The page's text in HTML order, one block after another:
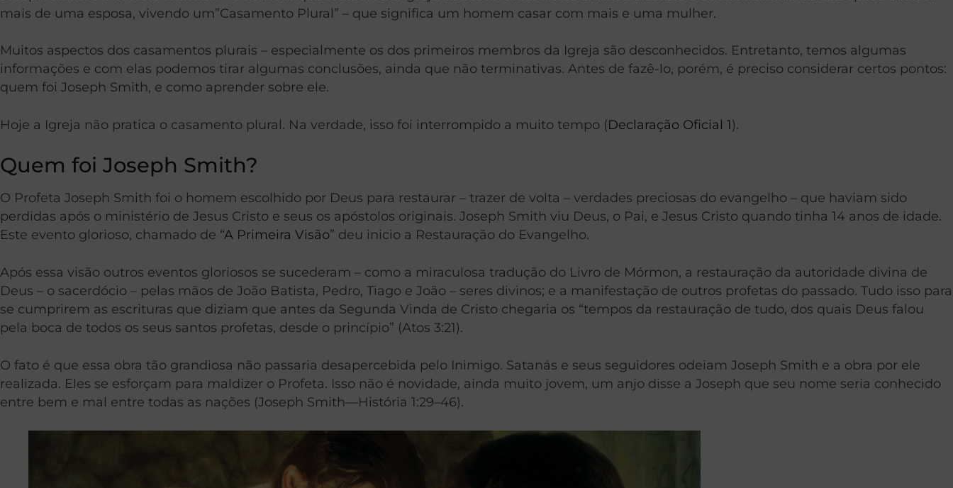
mais de uma esposa, vivendo um”Casamento Plural” – que significa um homem casar com mais e uma mulher.
Muitos aspectos dos casamentos plurais – especialmente os dos primeiros membros da Igreja são desconhecidos. Entretanto, temos algumas
informações e com elas podemos tirar algumas conclusões, ainda que não terminativas. Antes de fazê-lo, porém, é preciso considerar certos pontos:
quem foi Joseph Smith, e como aprender sobre ele.
Hoje a Igreja não pratica o casamento plural. Na verdade, isso foi interrompido a muito tempo (Declaração Oficial 1).
Quem foi Joseph Smith?
O Profeta Joseph Smith foi o homem escolhido por Deus para restaurar – trazer de volta – verdades preciosas do evangelho – que haviam sido
perdidas após o ministério de Jesus Cristo e seus os apóstolos originais. Joseph Smith viu Deus, o Pai, e Jesus Cristo quando tinha 14 anos de idade.
Este evento glorioso, chamado de “A Primeira Visão” deu inicio a Restauração do Evangelho.
Após essa visão outros eventos gloriosos se sucederam – como a miraculosa tradução do Livro de Mórmon, a restauração da autoridade divina de
Deus – o sacerdócio – pelas mãos de João Batista, Pedro, Tiago e João – seres divinos; e a manifestação de outros profetas do passado. Tudo isso para
se cumprirem as escrituras que diziam que antes da Segunda Vinda de Cristo chegaria os “tempos da restauração de tudo, dos quais Deus falou
pela boca de todos os seus santos profetas, desde o princípio” (Atos 3:21).
O fato é que essa obra tão grandiosa não passaria desapercebida pelo Inimigo. Satanás e seus seguidores odeiam Joseph Smith e a obra por ele
realizada. Eles se esforçam para maldizer o Profeta. Isso não é novidade, ainda muito jovem, um anjo disse a Joseph que seu nome seria conhecido
entre bem e mal entre todas as nações (Joseph Smith—História 1:29–46).